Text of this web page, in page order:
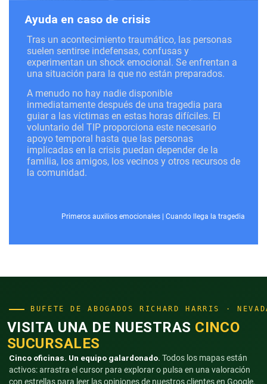
Ayuda en caso de crisis
Tras un acontecimiento traumático, las personas
suelen sentirse indefensas, confusas y
experimentan un shock emocional. Se enfrentan a
una situación para la que no están preparados.
A menudo no hay nadie disponible
inmediatamente después de una tragedia para
guiar a las víctimas en estas horas difíciles. El
voluntario del TIP proporciona este necesario
apoyo temporal hasta que las personas
implicadas en la crisis puedan depender de la
familia, los amigos, los vecinos y otros recursos de
la comunidad.
Primeros auxilios emocionales Cuando llega la tragedia
BUFETE DE ABOGADOS RICHARD HARRIS ·
VISITA UNA DE NUESTRAS CINCO
SUCURSALES
Cinco oficinas. Un equipo galardonado. Todos los mapas están
activos: arrastra el cursor para explorar o pulsa en una valoración
con estrellas para leer las opiniones de nuestros clientes en Google.